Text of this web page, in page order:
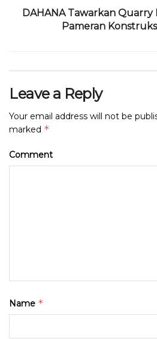
DAHANA Tawarkan
Pameran
Leave a Reply
Your email address will not be
marked *
Comment
Name *